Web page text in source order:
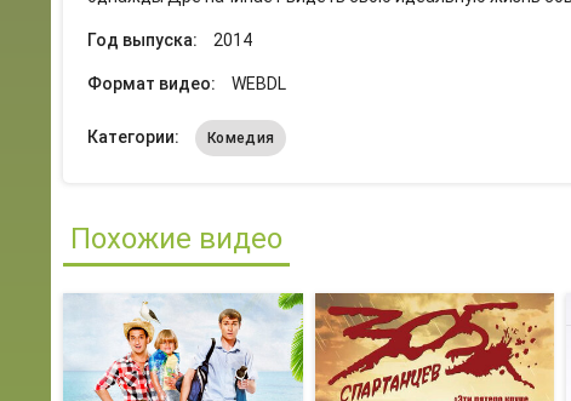
Год выпуска: 2014
Формат видео: WEBDL
Категории: Комедия
Похожие видео